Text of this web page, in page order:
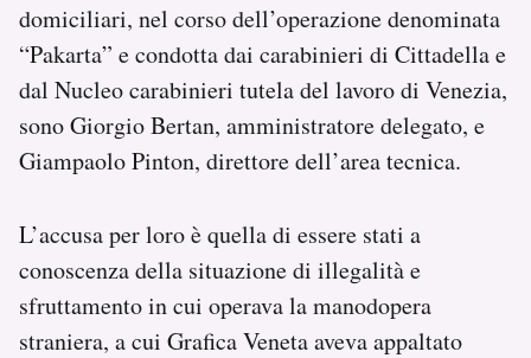
Esci
domiciliari, nel corso dell’operazione denominata
“Pakarta” e condotta dai carabinieri di Cittadella e
dal Nucleo carabinieri tutela del lavoro di Venezia,
sono Giorgio Bertan, amministratore delegato, e
Giampaolo Pinton, direttore dell’area tecnica.
L’accusa per loro è quella di essere stati a
conoscenza della situazione di illegalità e
sfruttamento in cui operava la manodopera
straniera, a cui Grafica Veneta aveva appaltato